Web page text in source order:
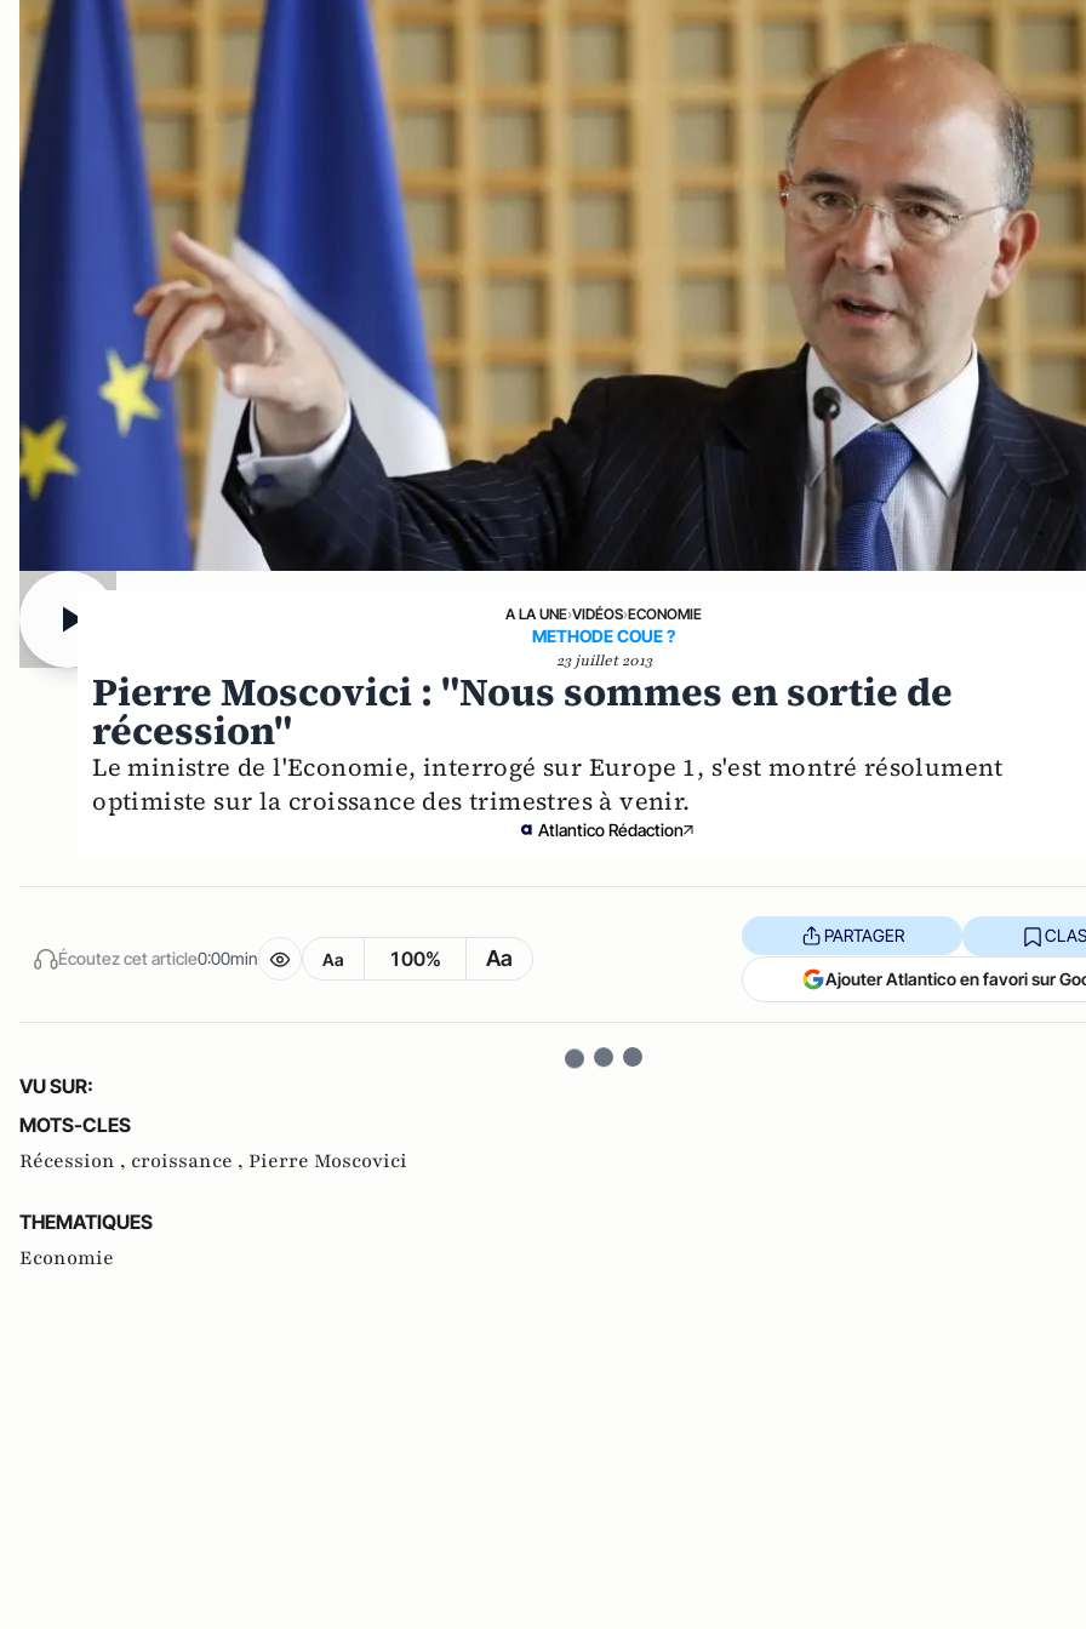
A LA UNE›VIDÉOS›ECONOMIE
METHODE COUE ?
23 juillet 2013
Pierre Moscovici : "Nous sommes en sortie de
récession"
Le ministre de l'Economie, interrogé sur Europe 1, s'est montré résolument
optimiste sur la croissance des trimestres à venir.
Atlantico Rédaction
Écoutez cet article0:00min Aa 100% Aa
PARTAGER
Ajouter Atlantico en favori sur
VU SUR:
MOTS-CLES
Récession , croissance , Pierre Moscovici
THEMATIQUES
Economie